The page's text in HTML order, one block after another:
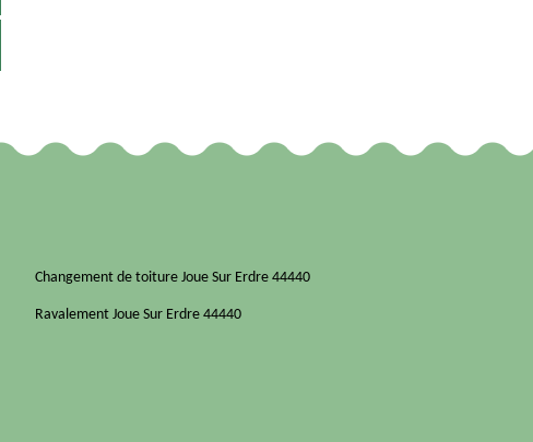
Changement de toiture Joue Sur Erdre 44440
Ravalement Joue Sur Erdre 44440